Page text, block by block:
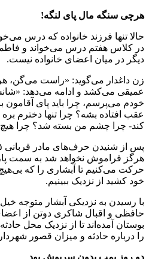
هرچی سنگه مال پای لنگه!
در کلاس هفتم درس می‌خواند و
دیگر در میان اعضای خانواده نیست.
زن داغدار می‌گوید: «راست می‌گن،
عمیقی می‌کشد و ادامه می‌دهد:
خودم می‌پرسم، چرا باید پای آقامون
عقب افتاده بشه؟ چرا تنها دخترم
کند- چرا چشم من بسته شد؟ چرا
هرگز فراموش نخواهد شد به سمت
حرکت می‌کنیم تا آبشاری را که
خود کشید از نزدیک ببینیم.
با رسیدن به نزدیکی آبشار متوجه
حافظی و اقبال شاکری دوتن از
بوستان آمده‌اند تا از نزدیک محل
را درباره حادثه و میزان قصور
دو روز پمپ بدون سرپوش بود